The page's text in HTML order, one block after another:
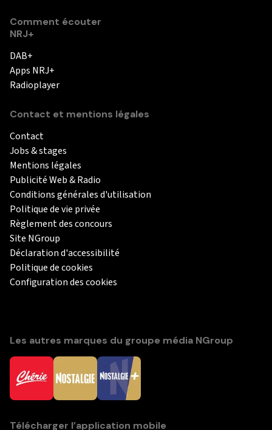
Comment écouter
NRJ+
DAB+
Apps NRJ+
Radioplayer
Contact et mentions légales
Contact
Jobs & stages
Mentions légales
Publicité Web & Radio
Conditions générales d'utilisation
Politique de vie privée
Règlement des concours
Site NGroup
Déclaration d'accessibilité
Politique de cookies
Configuration des cookies
Les autres marques du groupe média NGroup
Télécharger l’application mobile